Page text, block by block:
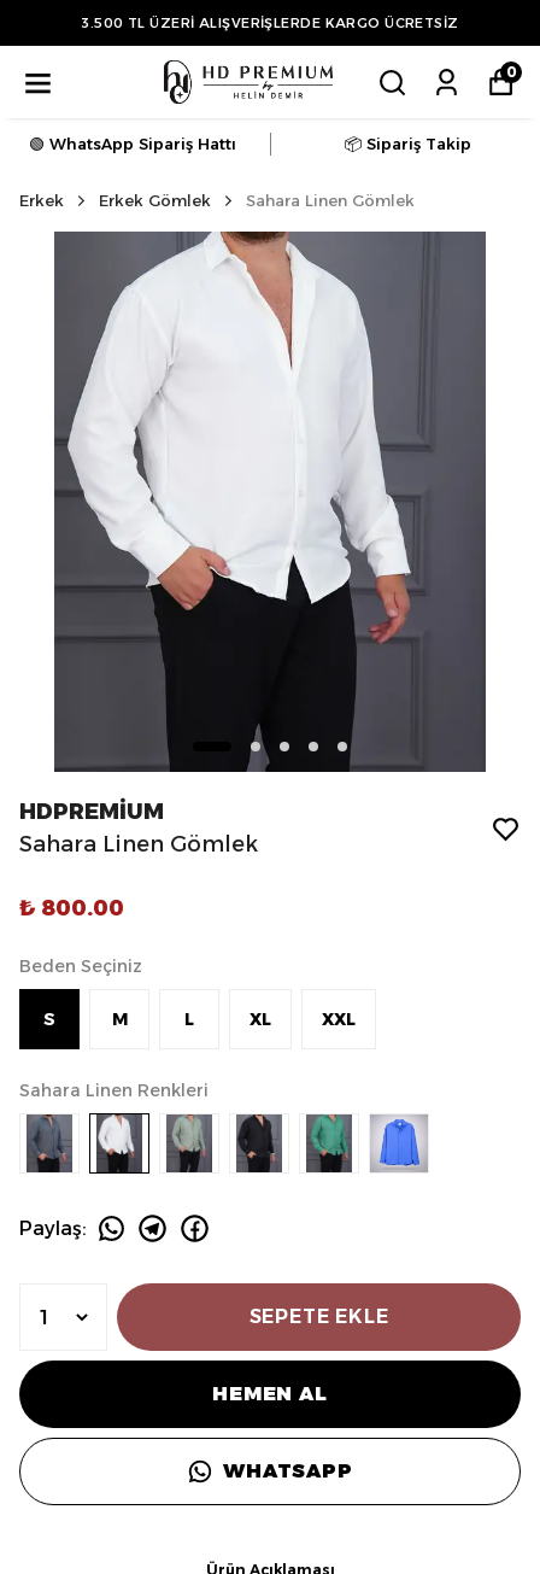
3.500 TL ÜZERİ ALIŞVERİŞLERDE KARGO ÜCRETSİZ
0
🟢 WhatsApp Sipariş Hattı 📦 Sipariş Takip
Erkek Erkek Gömlek Sahara Linen Gömlek
HDPREMİUM
Sahara Linen Gömlek
₺ 800.00
Beden Seçiniz
S M L XL XXL
Sahara Linen Renkleri
Paylaş:
SEPETE EKLE
HEMEN AL
WHATSAPP
Ürün Açıklaması